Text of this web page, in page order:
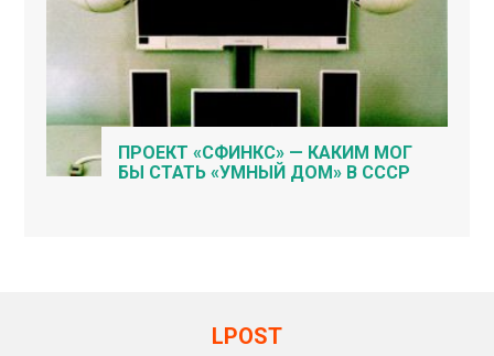
ПРОЕКТ «СФИНКС» — КАКИМ МОГ
БЫ СТАТЬ «УМНЫЙ ДОМ» В СССР
LPOST